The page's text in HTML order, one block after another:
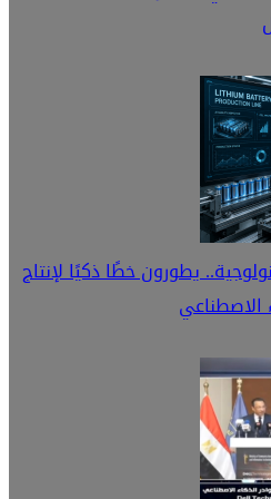
يطورون خطًا ذكيًا لإنتاج
الاصطناعي